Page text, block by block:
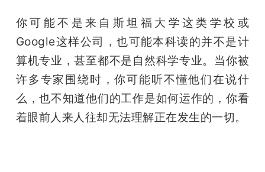
你可能不是来自斯坦福大学这类学校或
Google这样公司，也可能本科读的并不是计
算机专业，甚至都不是自然科学专业。当你被
许多专家围绕时，你可能听不懂他们在说什
么，也不知道他们的工作是如何运作的，你看
着眼前人来人往却无法理解正在发生的一切。